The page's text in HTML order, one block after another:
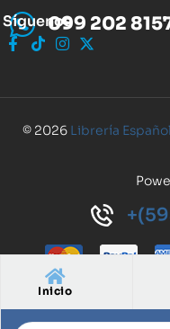
Inicio
099 202
Síguenos
© 2026 Librería